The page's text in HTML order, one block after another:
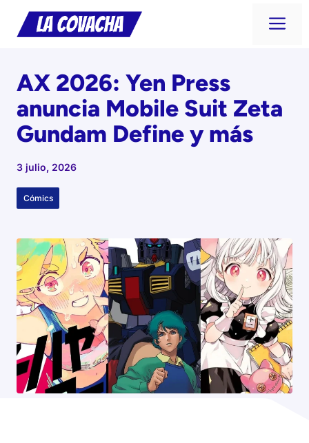
Saltar
AX 2026: Yen Press
anuncia Mobile Suit Zeta
Gundam Define y más
3 julio, 2026
Cómics